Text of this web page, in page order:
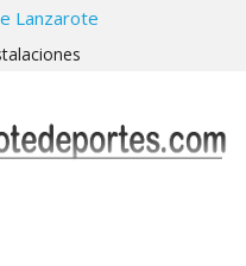
Lanzarote